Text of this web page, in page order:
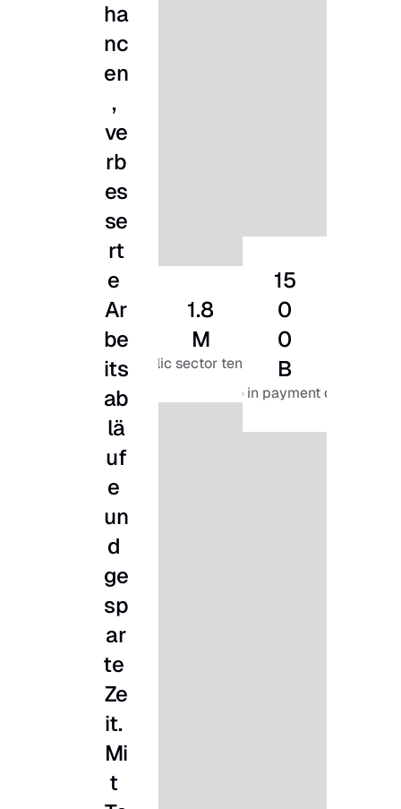
ha
nc
en
,
ve
rb
es
se
rt
e
Ar
be
its
ab
lä
uf
e
un
d
ge
sp
ar
te
Ze
it.
Mi
t
1.8
M
public sector tenders
15
0
0
B
euro in payment data